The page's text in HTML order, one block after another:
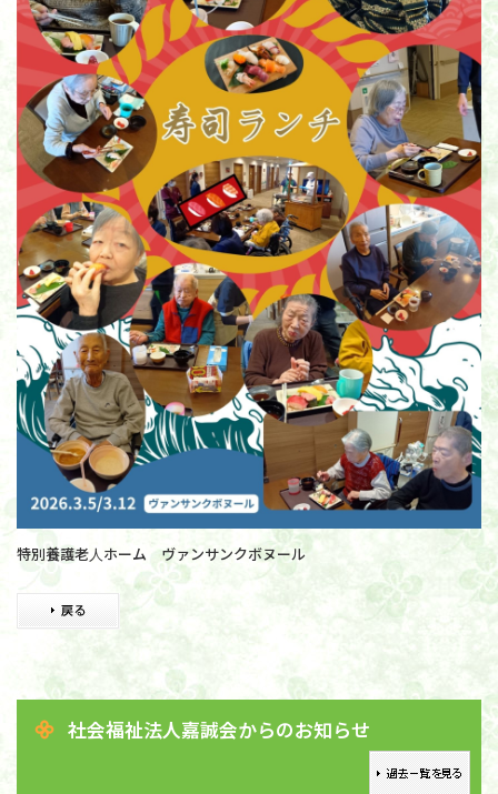
特別養護老人ホーム ヴァンサンクボヌール
社会福祉法人嘉誠会からのお知らせ